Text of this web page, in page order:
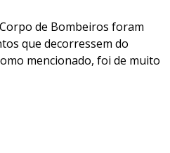
de Bombeiros foram
que decorressem do
mencionado, foi de muito